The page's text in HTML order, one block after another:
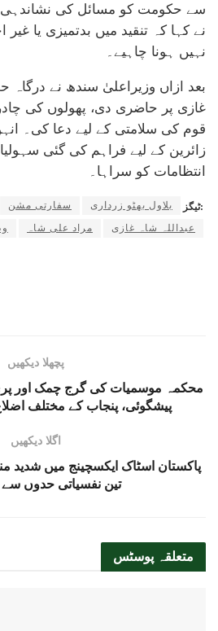
سے حکومت کو مسائل کی نشاندہی
نے کہا کہ تنقید میں بدتمیزی یا غیر
نہیں ہونا چاہیے۔
بعد ازاں وزیراعلیٰ سندھ نے درگاہ
غازی پر حاضری دی، پھولوں کی
قوم کی سلامتی کے لیے دعا کی۔
زائرین کے لیے فراہم کی گئی
انتظامات کو سراہا۔
ٹیگز: بلاول بھٹو زرداری سفارتی مشن
عبداللہ شاہ غازی
مراد علی شاہ
پچھلا دیکھیں
محکمہ موسمیات کی گرج چمک اور
پیشگوئی، پنجاب کے مختلف
اگلا دیکھیں
پاکستان اسٹاک ایکسچینج میں شدید
تین نفسیاتی حدوں سے
متعلقہ پوسٹس